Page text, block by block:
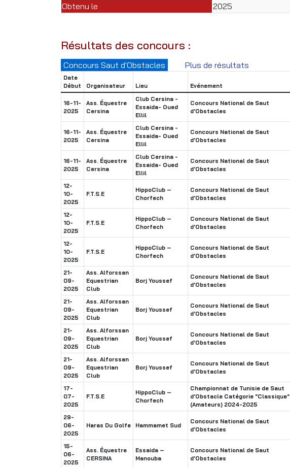
Obtenu le
2025
Résultats des concours :
Concours Saut d'Obstacles Plus de résultats
Date
Début
Organisateur Lieu Evénement
16-11-
2025
Ass. Équestre
Cersina
Club Cersina -
Essaida- Oued
Ellil
Concours National de Saut
d'Obstacles
16-11-
2025
Ass. Équestre
Cersina
Club Cersina -
Essaida- Oued
Ellil
Concours National de Saut
d'Obstacles
16-11-
2025
Ass. Équestre
Cersina
Club Cersina -
Essaida- Oued
Ellil
Concours National de Saut
d'Obstacles
12-
10-
2025
F.T.S.E
HippoClub –
Chorfech
Concours National de Saut
d'Obstacles
12-
10-
2025
F.T.S.E
HippoClub –
Chorfech
Concours National de Saut
d'Obstacles
12-
10-
2025
F.T.S.E
HippoClub –
Chorfech
Concours National de Saut
d'Obstacles
21-
09-
2025
Ass. Alforssan
Equestrian
Club
Borj Youssef
Concours National de Saut
d'Obstacles
21-
09-
2025
Ass. Alforssan
Equestrian
Club
Borj Youssef
Concours National de Saut
d'Obstacles
21-
09-
2025
Ass. Alforssan
Equestrian
Club
Borj Youssef
Concours National de Saut
d'Obstacles
21-
09-
2025
Ass. Alforssan
Equestrian
Club
Borj Youssef
Concours National de Saut
d'Obstacles
17-
07-
2025
F.T.S.E
HippoClub –
Chorfech
Championnat de Tunisie de Saut
d'Obstacle Catégorie "Classique"
(Amateurs) 2024-2025
29-
06-
2025
Haras Du Golfe Hammamet Sud
Concours National de Saut
d'Obstacles
15-
06-
2025
Ass. Équestre
CERSINA
Essaida –
Manouba
Concours National de Saut
d'Obstacles